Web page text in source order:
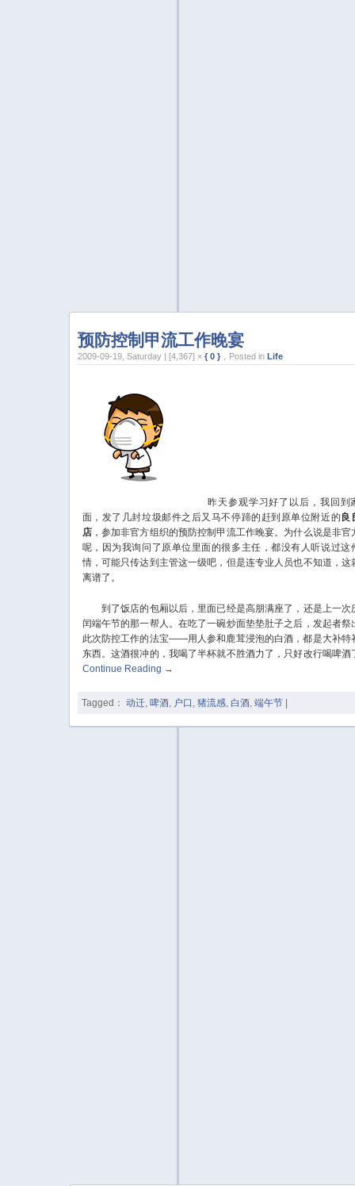
预防控制甲流工作晚宴
2009-09-19, Saturday | [4,367] ×{ 0 } ，Posted in Life
昨天参观学习好了以后，我回到
面，发了几封垃圾邮件之后又马不停蹄的赶到原单位附近的 良
店，参加非官方组织的预防控制甲流工作晚宴。为什么说是非官
呢，因为我询问了原单位里面的很多主任，都没有人听说过这
情，可能只传达到主管这一级吧，但是连专业人员也不知道，这
离谱了。
到了饭店的包厢以后，里面已经是高朋满座了，还是上一次
闰端午节的那一帮人。在吃了一碗炒面垫垫肚子之后，发起者祭
此次防控工作的法宝——用人参和鹿茸浸泡的白酒，都是大补特
东西。这酒很冲的，我喝了半杯就不胜酒力了，只好改行喝啤酒
Continue Reading →
Tagged： 动迁,啤酒, 户口 ,猪流感, 白酒,端午节